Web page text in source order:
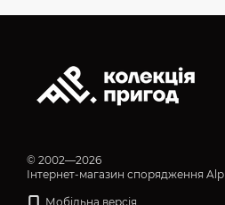
© 2002—2026
Інтернет-магазин спорядження Alp
Мобільна версія